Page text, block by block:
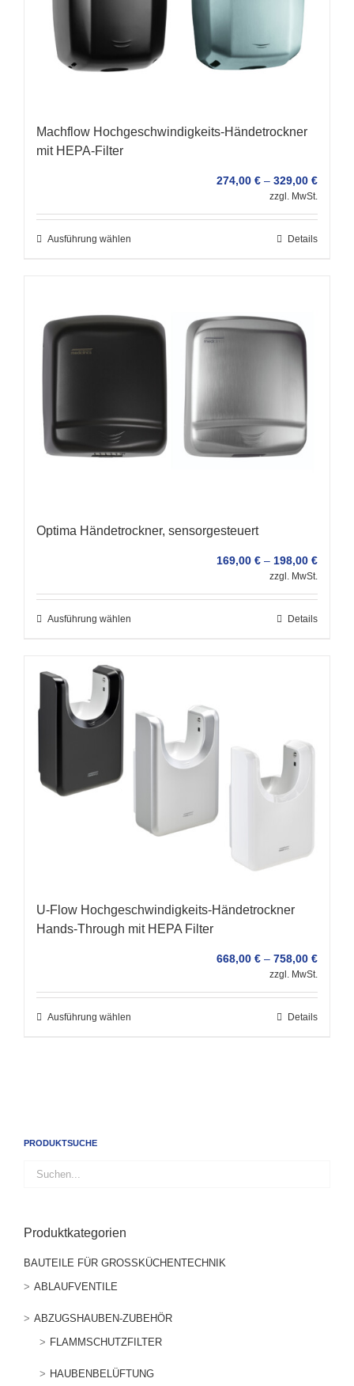
Machflow Hochgeschwindigkeits-Händetrockner
mit HEPA-Filter
274,00 € – 329,00 €
zzgl. MwSt.
Ausführung wählen Details
Optima Händetrockner, sensorgesteuert
169,00 € – 198,00 €
zzgl. MwSt.
Ausführung wählen Details
U-Flow Hochgeschwindigkeits-Händetrockner
Hands-Through mit HEPA Filter
668,00 € – 758,00 €
zzgl. MwSt.
Ausführung wählen Details
PRODUKTSUCHE
Produktkategorien
BAUTEILE FÜR GROSSKÜCHENTECHNIK
ABLAUFVENTILE
ABZUGSHAUBEN-ZUBEHÖR
FLAMMSCHUTZFILTER
HAUBENBELÜFTUNG